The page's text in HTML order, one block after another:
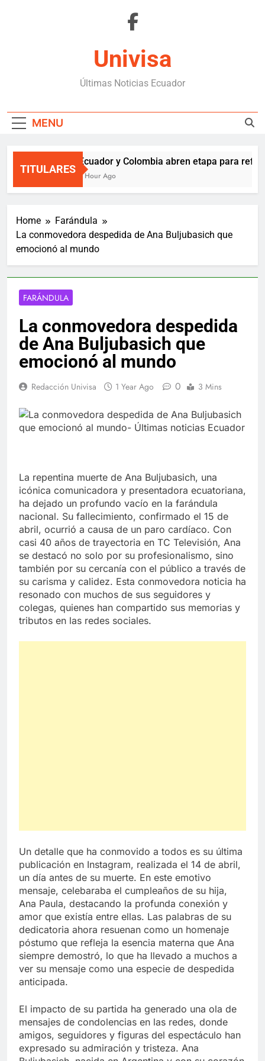
Univisa
Últimas Noticias Ecuador
MENU
TITULARES
Ecuador y Colombia abren etapa para
1 Hour Ago
Home
Farándula
La conmovedora despedida de Ana Buljubasich que
emocionó al mundo
FARÁNDULA
La conmovedora despedida
de Ana Buljubasich que
emocionó al mundo
Redacción Univisa 1 Year Ago 0 3 Mins
La repentina muerte de Ana Buljubasich, una
icónica comunicadora y presentadora ecuatoriana,
ha dejado un profundo vacío en la farándula
nacional. Su fallecimiento, confirmado el 15 de
abril, ocurrió a causa de un paro cardíaco. Con
casi 40 años de trayectoria en TC Televisión, Ana
se destacó no solo por su profesionalismo, sino
también por su cercanía con el público a través de
su carisma y calidez. Esta conmovedora noticia ha
resonado con muchos de sus seguidores y
colegas, quienes han compartido sus memorias y
tributos en las redes sociales.
Un detalle que ha conmovido a todos es su última
publicación en Instagram, realizada el 14 de abril,
un día antes de su muerte. En este emotivo
mensaje, celebaraba el cumpleaños de su hija,
Ana Paula, destacando la profunda conexión y
amor que existía entre ellas. Las palabras de su
dedicatoria ahora resuenan como un homenaje
póstumo que refleja la esencia materna que Ana
siempre demostró, lo que ha llevado a muchos a
ver su mensaje como una especie de despedida
anticipada.
El impacto de su partida ha generado una ola de
mensajes de condolencias en las redes, donde
amigos, seguidores y figuras del espectáculo han
expresado su admiración y tristeza. Ana